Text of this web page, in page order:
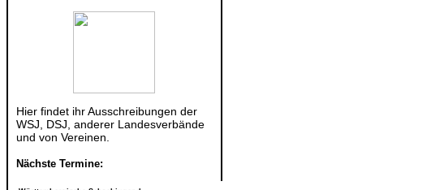
Hier findet ihr Ausschreibungen der
WSJ, DSJ, anderer Landesverbände
und von Vereinen.
Nächste Termine: